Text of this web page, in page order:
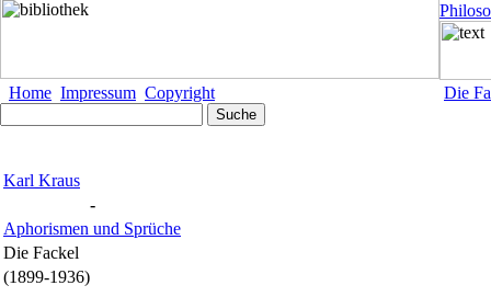
Home Impressum Copyright Die
Karl Kraus
-
Aphorismen und Sprüche
Die Fackel
(1899-1936)